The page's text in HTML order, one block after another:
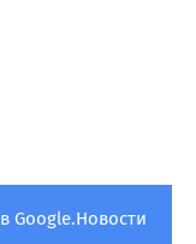
Google.Новости